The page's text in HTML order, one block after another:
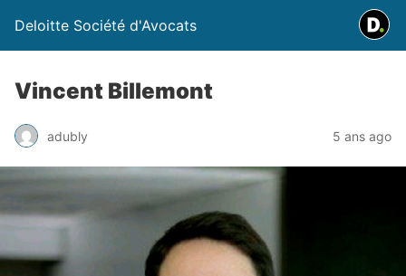
Deloitte Société d'Avocats
Vincent Billemont
adubly 5 ans ago